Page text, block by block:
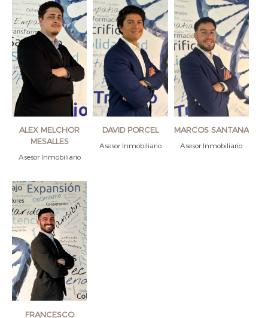
ALEX MELCHOR
MESALLES
Asesor Inmobiliario
DAVID PORCEL
Asesor Inmobiliario
MARCOS SANTANA
Asesor Inmobiliario
FRANCESCO